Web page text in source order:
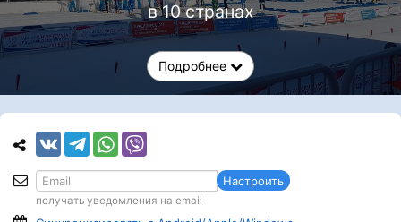
в 10 странах
Подробнее
Настроить
получать уведомления на email